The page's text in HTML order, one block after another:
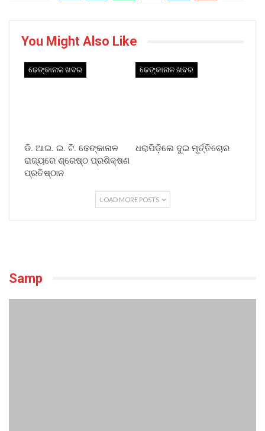
You Might Also Like
ଢେଙ୍କାନାଳ ଖବର
ଡି. ଆଇ. ଇ. ଟି. ଢେଙ୍କାନାଳ
ରାଜ୍ୟରେ ଶ୍ରେଷ୍ଠ ପ୍ରଶିକ୍ଷଣ
ପ୍ରତିଷ୍ଠାନ
ଢେଙ୍କାନାଳ ଖବର
ଧରାପିଡ଼ିଲେ ଦୁଇ ମୂର୍ତ୍ତିଚୋର
LOAD MORE POSTS
Samp